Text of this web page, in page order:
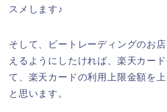
スメします♪
そして、ビートレーディングのお
えるようにしたければ、楽天カー
て、楽天カードの利用上限金額を
と思います。